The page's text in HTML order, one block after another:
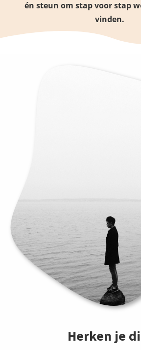
én steun om stap voor stap
vinden.
Herken je